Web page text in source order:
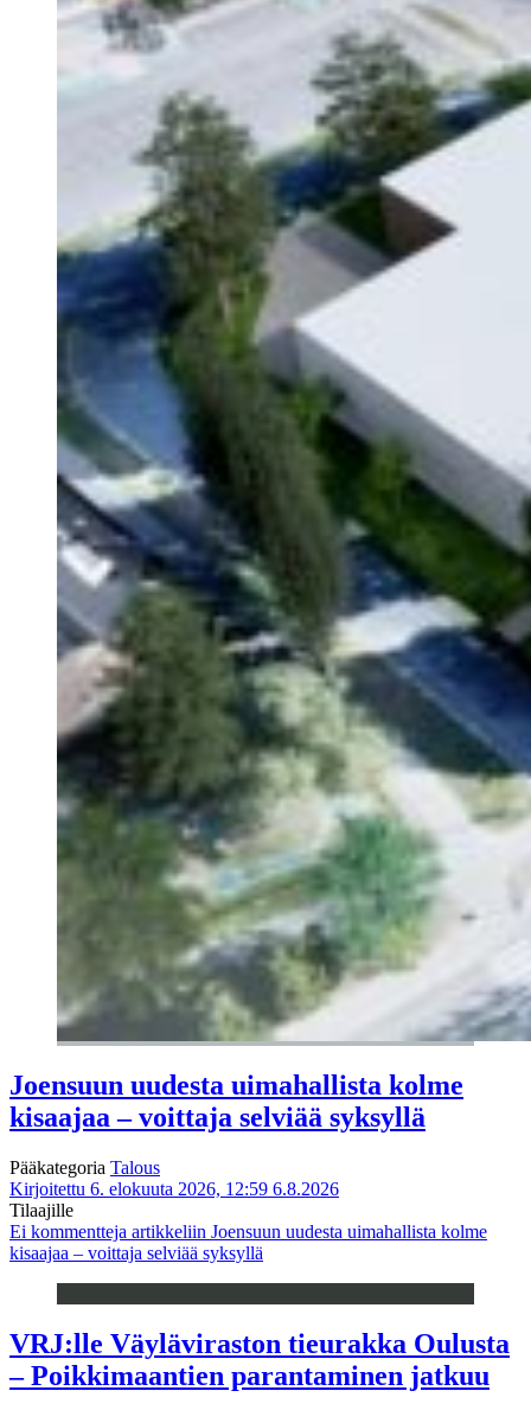
Joensuun uudesta uimahallista kolme
kisaajaa – voittaja selviää syksyllä
Pääkategoria Talous
Kirjoitettu 6. elokuuta 2026, 12:59 6.8.2026
Tilaajille
Ei kommentteja artikkeliin Joensuun uudesta uimahallista kolme
kisaajaa – voittaja selviää syksyllä
VRJ:lle Väyläviraston tieurakka Oulusta
– Poikkimaantien parantaminen jatkuu